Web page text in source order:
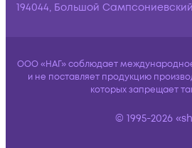
194044, Большой
ООО «НАГ» соблюдает
и не поставляет продукцию
которых запрещает
© 1995-2026